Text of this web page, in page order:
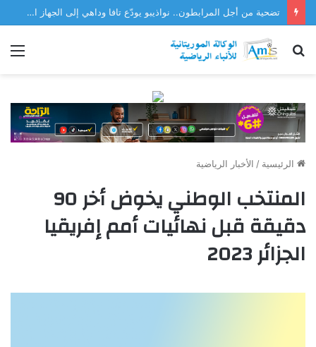
تضحية من أجل المرابطون.. نواذيبو يودّع تافا وداهي إلى الجهاز الفني للمنتخب
بحث
الرئيسية / الأخبار الرياضية
المنتخب الوطني يخوض أخر 90
دقيقة قبل نهائيات أمم إفريقيا
الجزائر 2023